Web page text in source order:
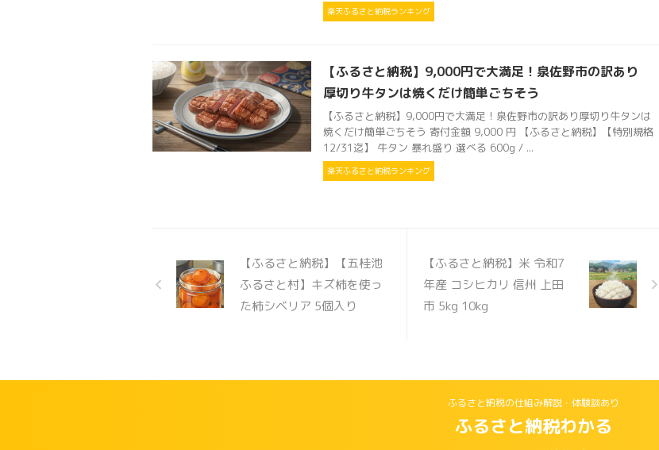
楽天ふるさと納税ランキング
【ふるさと納税】9,000円で大満足！泉佐野市の訳あり
厚切り牛タンは焼くだけ簡単ごちそう
【ふるさと納税】9,000円で大満足！泉佐野市の訳あり厚切り牛タンは
焼くだけ簡単ごちそう 寄付金額 9,000 円 【ふるさと納税】【特別規格
12/31迄】 牛タン 暴れ盛り 選べる 600g / ...
楽天ふるさと納税ランキング
【ふるさと納税】【五桂池
ふるさと村】キズ柿を使っ
た柿シベリア 5個入り
【ふるさと納税】米 令和7
年産 コシヒカリ 信州 上田
市 5kg 10kg
ふるさと納税の仕組み解説・体験談あり
ふるさと納税わかる